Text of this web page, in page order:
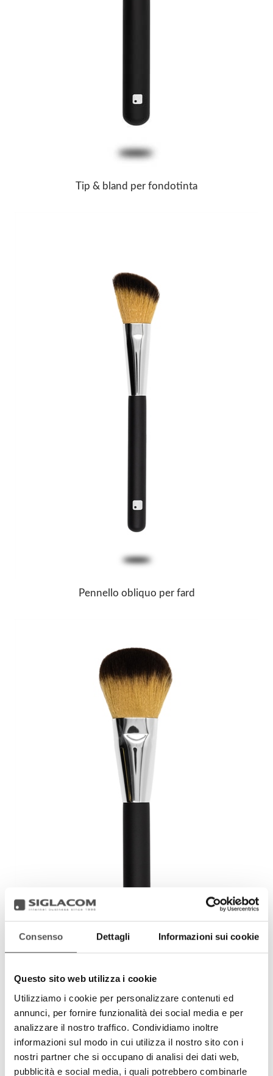
Consenso Dettagli Informazioni sui cookie
Questo sito web utilizza i cookie
Utilizziamo i cookie per personalizzare contenuti ed
annunci, per fornire funzionalità dei social media e per
analizzare il nostro traffico. Condividiamo inoltre
informazioni sul modo in cui utilizza il nostro sito con i
nostri partner che si occupano di analisi dei dati web,
pubblicità e social media, i quali potrebbero combinarle
Tip & bland per fondotinta
Pennello obliquo per fard
Pennello maxi per polvere